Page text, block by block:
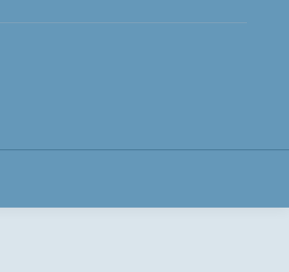
KONTAKT IMPRESSUM